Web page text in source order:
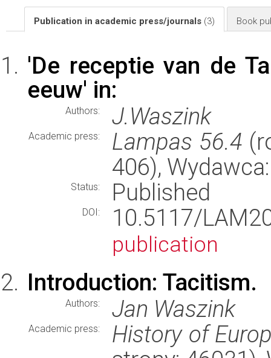
Publication in academic press/journals (3) Book
'De receptie van de
eeuw' in:
Authors: J.Waszink
Academic press: Lampas 56.4
406),
Status: Published
DOI: 10.5117/
publication
Introduction: Tacitism.
Authors: Jan Waszink
Academic press:
History of